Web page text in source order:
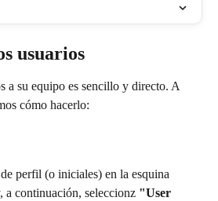
usuarios
a su equipo es sencillo y directo. A
cómo hacerlo:
perfil (o iniciales) en la esquina
a continuación, seleccionz "User